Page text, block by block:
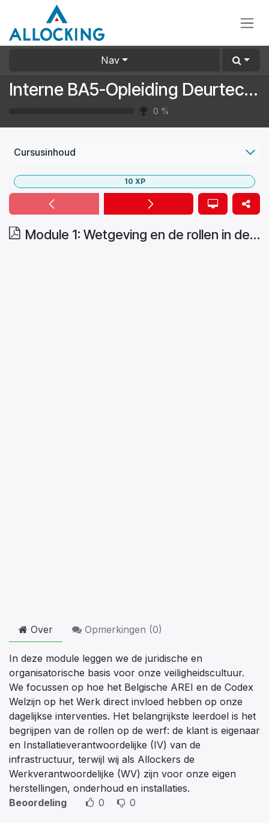
Overslaan naar inhoud
Nav
Interne BA5-Opleiding Deurtechniekers
0 %
Cursusinhoud
Module 1: Wetgeving en de rollen in de praktijk
10 XP
Over Opmerkingen (0)
In deze module leggen we de juridische en
organisatorische basis voor onze veiligheidscultuur.
We focussen op hoe het Belgische AREI en de Codex
Welzijn op het Werk direct invloed hebben op onze
dagelijkse interventies. Het belangrijkste leerdoel is het
begrijpen van de rollen op de werf: de klant is eigenaar
en Installatieverantwoordelijke (IV) van de
infrastructuur, terwijl wij als Allockers de
Werkverantwoordelijke (WV) zijn voor onze eigen
herstellingen, onderhoud en installaties.
Beoordeling
0 0